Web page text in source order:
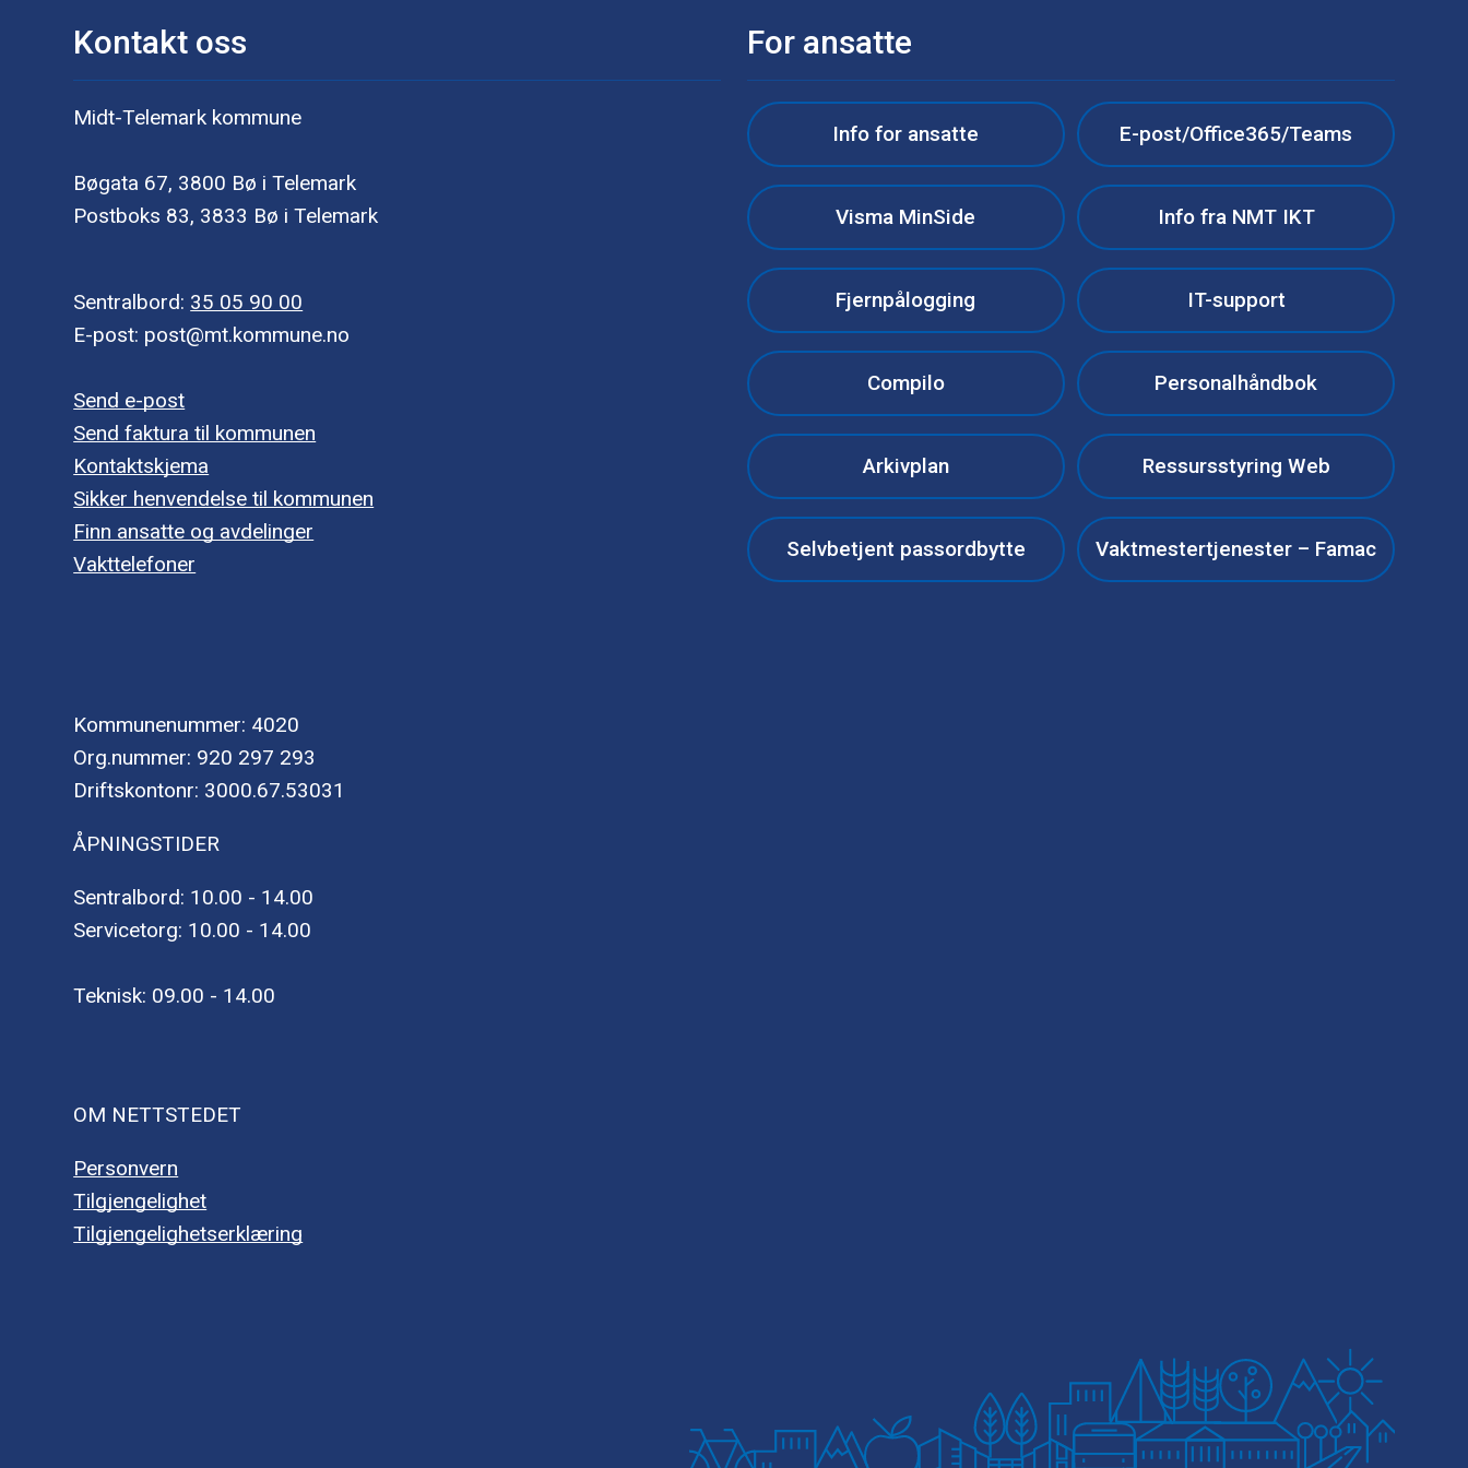
Kontakt oss
Midt-Telemark kommune
Bøgata 67, 3800 Bø i Telemark
Postboks 83, 3833 Bø i Telemark
Sentralbord: 35 05 90 00
E-post: post@mt.kommune.no
Send e-post
Send faktura til kommunen
Kontaktskjema
Sikker henvendelse til kommunen
Finn ansatte og avdelinger
Vakttelefoner
Kommunenummer: 4020
Org.nummer: 920 297 293
Driftskontonr: 3000.67.53031
ÅPNINGSTIDER
Sentralbord: 10.00 - 14.00
Servicetorg: 10.00 - 14.00
Teknisk: 09.00 - 14.00
OM NETTSTEDET
Personvern
Tilgjengelighet
Tilgjengelighetserklæring
For ansatte
Info for ansatte E-post/Office365/Teams
Visma MinSide Info fra NMT IKT
Fjernpålogging IT-support
Compilo Personalhåndbok
Arkivplan Ressursstyring Web
Selvbetjent passordbytte Vaktmestertjenester – Famac